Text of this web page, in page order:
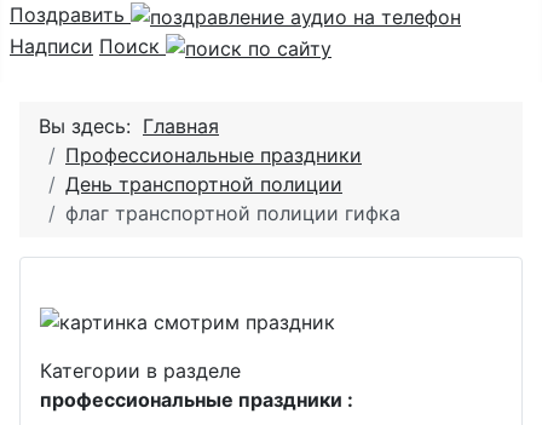
Поздравить
Надписи Поиск
Вы здесь: Главная
Профессиональные праздники
День транспортной полиции
флаг транспортной полиции гифка
Категории в разделе
профессиональные праздники :